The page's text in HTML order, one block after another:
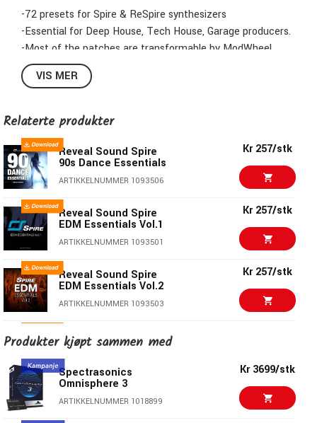
-72 presets for Spire & ReSpire synthesizers
-Essential for Deep House, Tech House, Garage producers.
-Most of the patches are transformable by ModWheel,
PitchBand, Aftertouch controllers.
You can use all presets in your commercial releases
VIS MER
Relaterte produkter
Reveal Sound Spire
90s Dance Essentials
ARTIKKELNUMMER 1093506
Kr 257/stk
Reveal Sound Spire
EDM Essentials Vol.1
ARTIKKELNUMMER 1093501
Kr 257/stk
Reveal Sound Spire
EDM Essentials Vol.2
ARTIKKELNUMMER 1093503
Kr 257/stk
Reveal Sound Spire
EDM Essentials Vol.4
ARTIKKELNUMMER 1093505
Reveal Sound Spire
Into The Deep Vol.2
Kr 381/stk
Produkter kjøpt sammen med
Spectrasonics
Omnisphere 3
ARTIKKELNUMMER 1018899
Kr 3699/stk